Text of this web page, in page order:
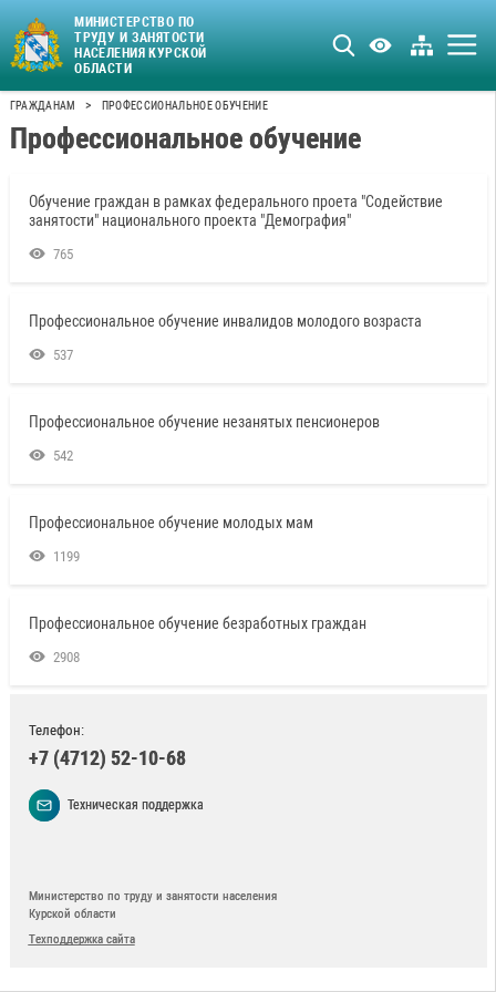
МИНИСТЕРСТВО ПО
ТРУДУ И ЗАНЯТОСТИ
НАСЕЛЕНИЯ КУРСКОЙ
ОБЛАСТИ
ГРАЖДАНАМ > ПРОФЕССИОНАЛЬНОЕ ОБУЧЕНИЕ
Профессиональное обучение
Обучение граждан в рамках федерального проета "Содействие
занятости" национального проекта "Демография"
765
Профессиональное обучение инвалидов молодого возраста
537
Профессиональное обучение незанятых пенсионеров
542
Профессиональное обучение молодых мам
1199
Профессиональное обучение безработных граждан
2908
Телефон:
+7 (4712) 52-10-68
Техническая поддержка
Министерство по труду и занятости населения
Курской области
Техподдержка сайта